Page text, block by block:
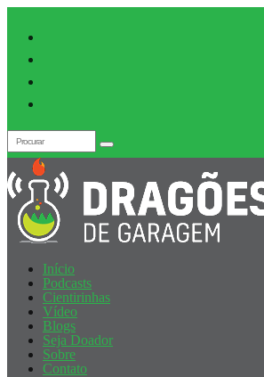
Início
Podcasts
Cientirinhas
Vídeo
Blogs
Seja Doador
Sobre
Contato